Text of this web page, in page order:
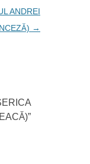
ANDREI
→
”